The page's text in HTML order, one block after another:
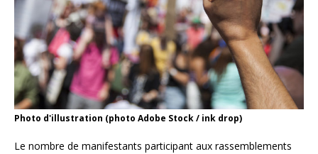
Photo d'illustration (photo Adobe Stock / ink drop)
Le nombre de manifestants participant aux rassemblements